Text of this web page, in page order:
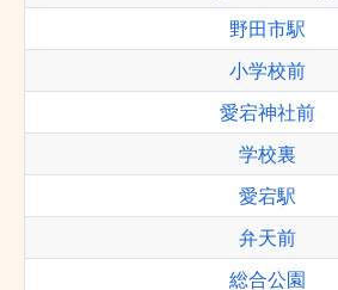
野田市駅
小学校前
愛宕神社前
学校裏
愛宕駅
弁天前
総合公園